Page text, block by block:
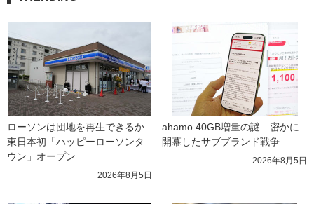
ローソンは団地を再生できるか
東日本初「ハッピーローソンタ
ウン」オープン
2026年8月5日
ahamo 40GB増量の謎　密かに
開幕したサブブランド戦争
2026年8月5日